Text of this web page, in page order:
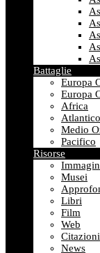
Battaglie
Europa
Europa
Africa
Atlantico
Medio
Pacifico
Risorse
Musei
Libri
Film
Web
Citazioni
News